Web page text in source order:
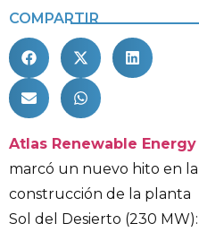
COMPARTIR
Atlas Renewable Energy
marcó un nuevo hito en la
construcción de la planta
Sol del Desierto (230 MW):